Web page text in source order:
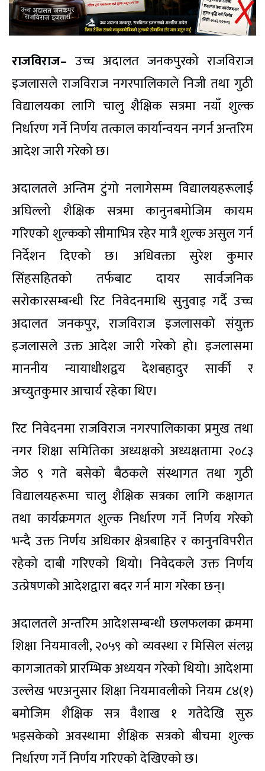
राजविराज– उच्च अदालत जनकपुरको राजविराज
इजलासले राजविराज नगरपालिकाले निजी तथा गुठी
विद्यालयका लागि चालु शैक्षिक सत्रमा नयाँ शुल्क
निर्धारण गर्ने निर्णय तत्काल कार्यान्वयन नगर्न अन्तरिम
आदेश जारी गरेको छ।
अदालतले अन्तिम टुंगो नलागेसम्म विद्यालयहरूलाई
अघिल्लो शैक्षिक सत्रमा कानुनबमोजिम कायम
गरिएको शुल्कको सीमाभित्र रहेर मात्रै शुल्क असुल गर्न
निर्देशन दिएको छ। अधिवक्ता सुरेश कुमार
सिंहसहितको तर्फबाट दायर सार्वजनिक
सरोकारसम्बन्धी रिट निवेदनमाथि सुनुवाइ गर्दै उच्च
अदालत जनकपुर, राजविराज इजलासको संयुक्त
इजलासले उक्त आदेश जारी गरेको हो। इजलासमा
माननीय न्यायाधीशद्वय देशबहादुर सार्की र
अच्युतकुमार आचार्य रहेका थिए।
रिट निवेदनमा राजविराज नगरपालिकाका प्रमुख तथा
नगर शिक्षा समितिका अध्यक्षको अध्यक्षतामा २०८३
जेठ ९ गते बसेको बैठकले संस्थागत तथा गुठी
विद्यालयहरूमा चालु शैक्षिक सत्रका लागि कक्षागत
तथा कार्यक्रमगत शुल्क निर्धारण गर्ने निर्णय गरेको
भन्दै उक्त निर्णय अधिकार क्षेत्रबाहिर र कानुनविपरीत
रहेको दाबी गरिएको थियो। निवेदकले उक्त निर्णय
उत्प्रेषणको आदेशद्वारा बदर गर्न माग गरेका छन्।
अदालतले अन्तरिम आदेशसम्बन्धी छलफलका क्रममा
शिक्षा नियमावली, २०५९ को व्यवस्था र मिसिल संलग्न
कागजातको प्रारम्भिक अध्ययन गरेको थियो। आदेशमा
उल्लेख भएअनुसार शिक्षा नियमावलीको नियम ८४(१)
बमोजिम शैक्षिक सत्र वैशाख १ गतेदेखि सुरु
भइसकेको अवस्थामा शैक्षिक सत्रको बीचमा शुल्क
निर्धारण गर्ने निर्णय गरिएको देखिएको छ।